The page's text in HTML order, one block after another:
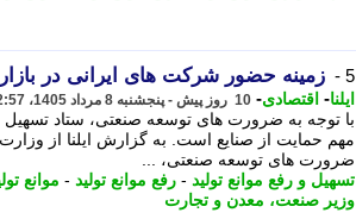
5 - زمینه حضور شرکت های ایرانی در
ایلنا- اقتصادی- 10 روز پیش - پنجشنبه 8 مرداد 1405، 12:57
با توجه به ضرورت های توسعه صنعتی، ستاد تسهیل
مهم حمایت از صنایع است. به گزارش ایلنا از
ضرورت های توسعه صنعتی، ...
تسهیل و رفع موانع تولید - رفع موانع تولید - موانع
وزیر صنعت، معدن و تجارت